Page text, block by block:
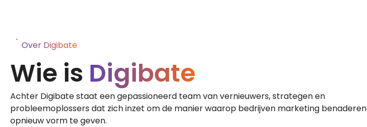
Over Digibate
Wie is Digibate
Achter Digibate staat een gepassioneerd team van vernieuwers, strategen en
probleemoplossers dat zich inzet om de manier waarop bedrijven marketing benaderen
opnieuw vorm te geven.